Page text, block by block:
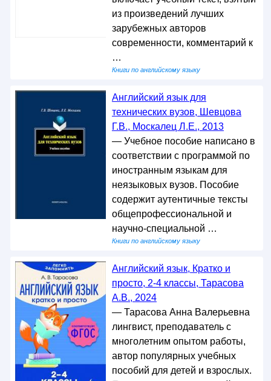
из произведений лучших
зарубежных авторов
современности, комментарий к
…
Книги по английскому языку
Английский язык для
технических вузов, Шевцова
Г.В., Москалец Л.Е., 2013
— Учебное пособие написано в
соответствии с программой по
иностранным языкам для
неязыковых вузов. Пособие
содержит аутентичные тексты
общепрофессиональной и
научно-специальной …
Книги по английскому языку
Английский язык, Кратко и
просто, 2-4 классы, Тарасова
А.В., 2024
— Тарасова Анна Валерьевна
лингвист, преподаватель с
многолетним опытом работы,
автор популярных учебных
пособий для детей и взрослых.